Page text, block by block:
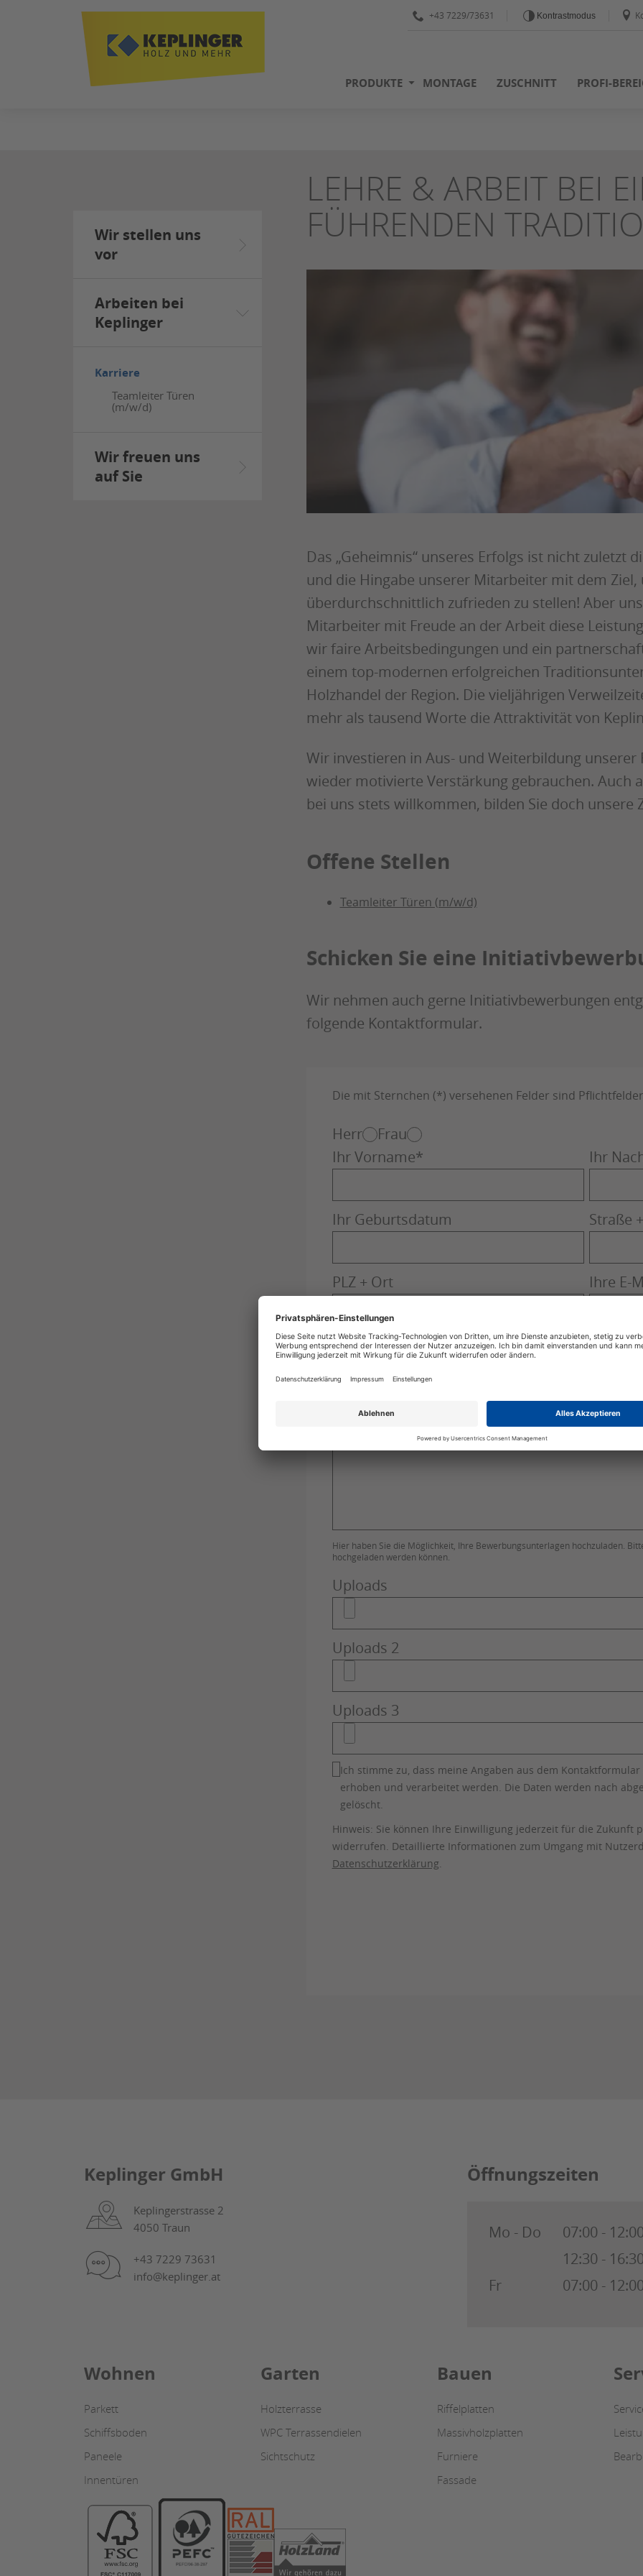
+43 7229/73631 Kontrastmodus
PRODUKTE MONTAGE ZUSCHNITT PROFI-
Wir stellen uns
vor
Arbeiten bei
Keplinger
Karriere
Teamleiter Türen
(m/w/d)
Wir freuen uns
auf Sie
LEHRE & ARBEIT BEI
FÜHRENDEN
Das „Geheimnis“ unseres Erfolgs ist nicht zuletzt
und die Hingabe unserer Mitarbeiter mit dem
überdurchschnittlich zufrieden zu stellen! Aber
Mitarbeiter mit Freude an der Arbeit diese
wir faire Arbeitsbedingungen und ein
einem top-modernen erfolgreichen
Holzhandel der Region. Die vieljährigen
mehr als tausend Worte die Attraktivität von
Wir investieren in Aus- und Weiterbildung
wieder motivierte Verstärkung gebrauchen. Auch
bei uns stets willkommen, bilden Sie doch unsere
Offene Stellen
Teamleiter Türen (m/w/d)
Schicken Sie eine
Wir nehmen auch gerne Initiativbewerbungen
folgende Kontaktformular.
Die mit Sternchen (*) versehenen Felder sind
Herr
Frau
Ihr Vorname* Ihr
Ihr Geburtsdatum Straße
PLZ + Ort Ihre E-
Ihre Telefonnummer
Ihre Nachricht an uns
Hier haben Sie die Möglichkeit, Ihre Bewerbungsunterlagen hochzuladen.
hochgeladen werden können.
Uploads
Uploads 2
Uploads 3
Ich stimme zu, dass meine Angaben aus dem
erhoben und verarbeitet werden. Die Daten werden nach
gelöscht.
Hinweis: Sie können Ihre Einwilligung jederzeit für die Zukunft
widerrufen. Detaillierte Informationen zum Umgang mit
Datenschutzerklärung.
Keplinger GmbH
Keplingerstrasse 2
4050 Traun
+43 7229 73631
info@keplinger.at
Öffnungszeiten
Mo - Do
07:00 -
12:30 -
Fr
07:00 -
Wohnen
Parkett
Schiffsboden
Paneele
Innentüren
Garten
Holzterrasse
WPC Terrassendielen
Sichtschutz
Bauen
Riffelplatten
Massivholzplatten
Furniere
Fassade